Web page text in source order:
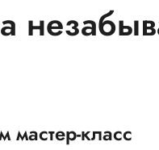
мастер-класс